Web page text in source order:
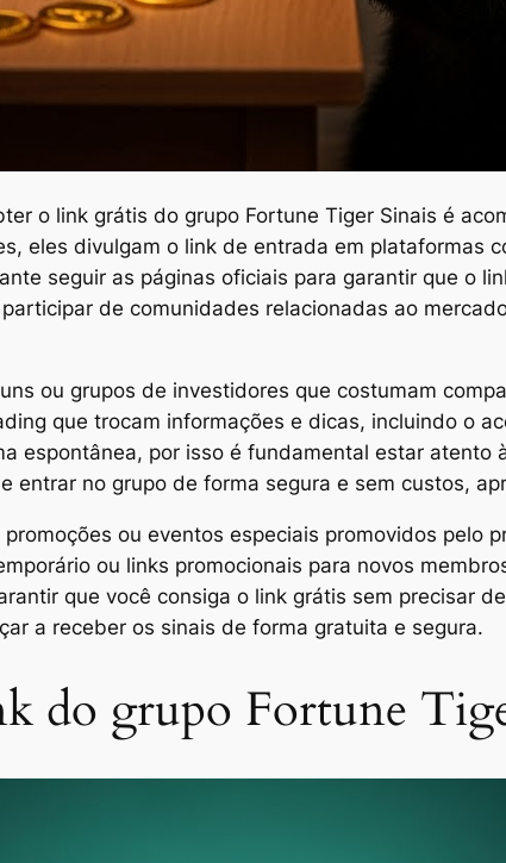
o link grátis do grupo Fortune Tiger Sinais é
eles divulgam o link de entrada em plataformas
seguir as páginas oficiais para garantir que o
de comunidades relacionadas ao
ou grupos de investidores que costumam
que trocam informações e dicas, incluindo o
espontânea, por isso é fundamental estar atento
entrar no grupo de forma segura e sem custos,
ou eventos especiais promovidos pelo
ou links promocionais para novos
que você consiga o link grátis sem precisar
a receber os sinais de forma gratuita e segura.
do grupo Fortune